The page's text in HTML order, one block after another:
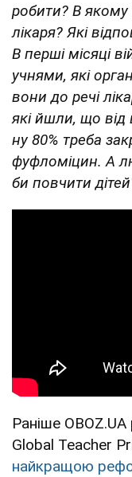
робити? В якому
лікаря? Які
В перші місяці
учнями, які
вони до речі
які йшли, що від
ну 80% треба
фуфломіцин. А
би повчити
Раніше
Global Teacher
найкращою